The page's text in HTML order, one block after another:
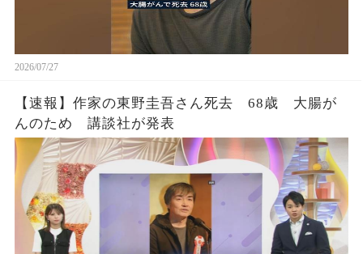
2026/07/27
【速報】作家の東野圭吾さん死去 68歳 大腸が
んのため 講談社が発表